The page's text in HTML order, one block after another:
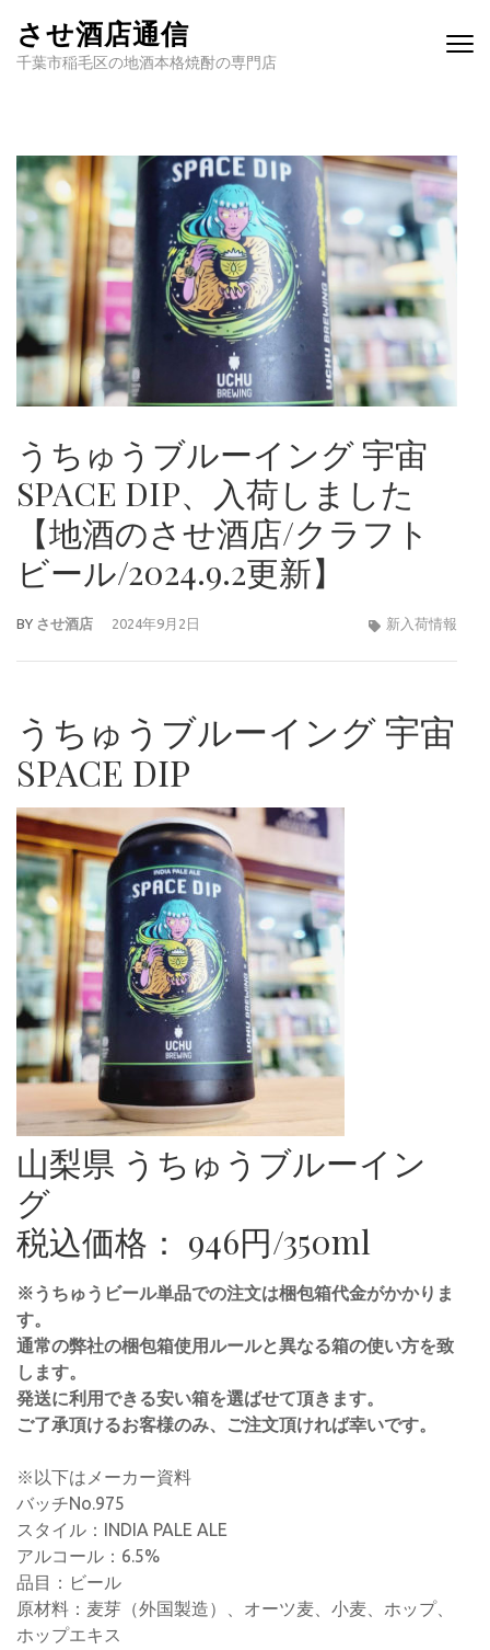
させ酒店通信
千葉市稲毛区の地酒本格焼酎の専門店
うちゅうブルーイング 宇宙
SPACE DIP、入荷しました
【地酒のさせ酒店/クラフト
ビール/2024.9.2更新】
BY させ酒店 2024年9月2日 新入荷情報
うちゅうブルーイング 宇宙
SPACE DIP
山梨県 うちゅうブルーイン
グ
税込価格： 946円/350ml
※うちゅうビール単品での注文は梱包箱代金がかかりま
す。
通常の弊社の梱包箱使用ルールと異なる箱の使い方を致
します。
発送に利用できる安い箱を選ばせて頂きます。
ご了承頂けるお客様のみ、ご注文頂ければ幸いです。
※以下はメーカー資料
バッチNo.975
スタイル：INDIA PALE ALE
アルコール：6.5%
品目：ビール
原材料：麦芽（外国製造）、オーツ麦、小麦、ホップ、
ホップエキス